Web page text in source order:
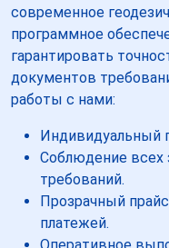
современное
программное
гарантировать
документов
работы с нами:
Индивидуальный
Соблюдение всех
требований.
Прозрачный
платежей.
Оперативное